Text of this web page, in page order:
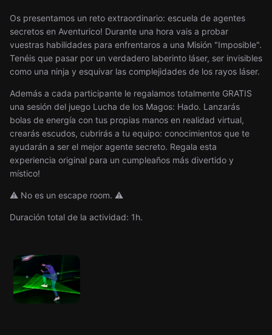
Os presentamos un reto extraordinario: escuela de agentes
secretos en Aventurico! Durante una hora vais a probar
vuestras habilidades para enfrentaros a una Misión "Imposible".
Tenéis que pasar por un verdadero laberinto láser, ser invisibles
como una ninja y esquivar las complejidades de los rayos láser.
Además a cada participante le regalamos totalmente GRATIS
una sesión del juego Lucha de los Magos: Hado. Lanzarás
bolas de energía con tus propias manos en realidad virtual,
crearás escudos, cubrirás a tu equipo: conocimientos que te
ayudarán a ser el mejor agente secreto. Regala esta
experiencia original para un cumpleaños más divertido y
místico!
⚠️ No es un escape room. ⚠️
Duración total de la actividad: 1h.